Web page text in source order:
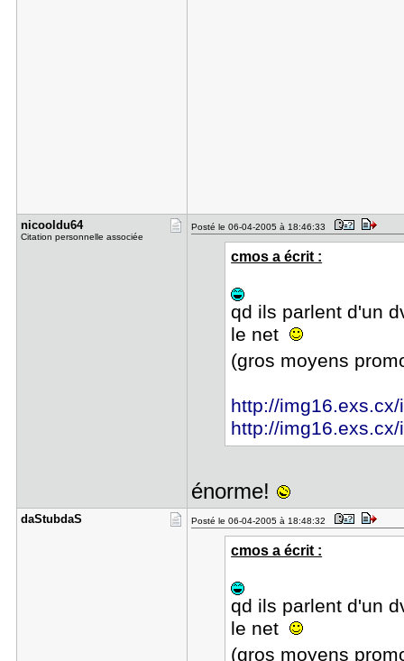
nicooldu64
Citation personnelle associée
Posté le 06-04-2005 à 18:46:33
cmos a écrit :
qd ils parlent d'un
le net
(gros moyens
http://
http://
énorme!
daStubdaS Posté le 06-04-2005 à 18:48:32
cmos a écrit :
qd ils parlent d'un
le net
(gros moyens